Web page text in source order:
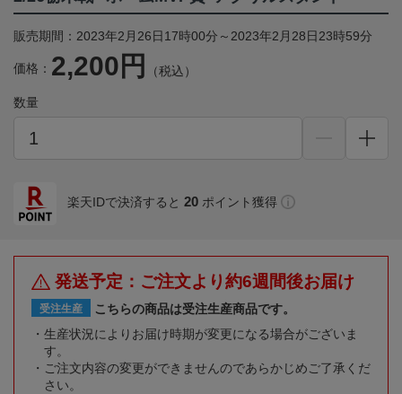
販売期間：2023年2月26日17時00分～2023年2月28日23時59分
価格： 2,200円 （税込）
数量
楽天IDで決済すると 20 ポイント獲得
発送予定：ご注文より約6週間後お届け
受注生産
こちらの商品は受注生産商品です。
生産状況によりお届け時期が変更になる場合がございま
す。
ご注文内容の変更ができませんのであらかじめご了承くだ
さい。